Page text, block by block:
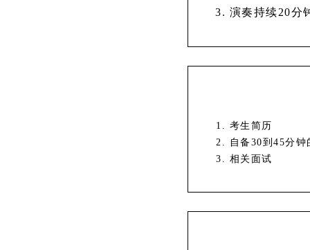
演奏持续20分
考生简历
自备30到45分
相关面试